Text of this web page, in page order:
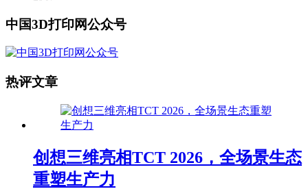
中国3D打印网公众号
热评文章
创想三维亮相TCT 2026，全场景生态
重塑生产力